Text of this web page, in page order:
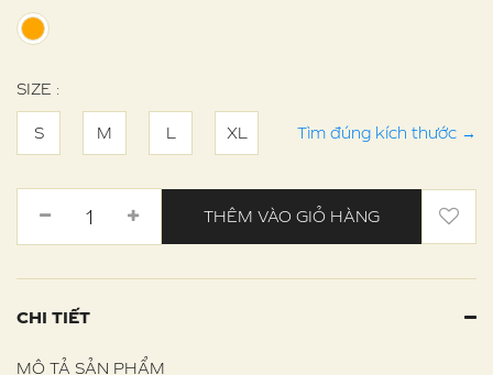
SIZE :
S M L XL Tìm đúng kích thước →
THÊM VÀO GIỎ HÀNG
CHI TIẾT
MÔ TẢ SẢN PHẨM